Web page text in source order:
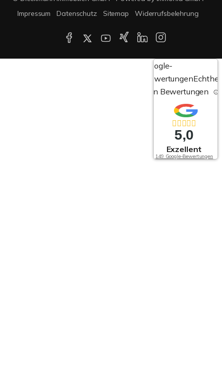
Impressum
Datenschutz Sitemap Widerrufsbelehrung
Google-
Bewertungen
von Bewertungen
5,0
Exzellent
149 Google-Bewertungen